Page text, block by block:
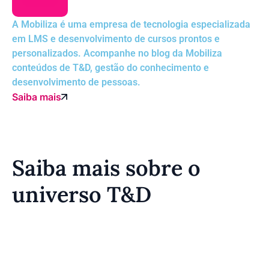
A Mobiliza é uma empresa de tecnologia especializada
em LMS e desenvolvimento de cursos prontos e
personalizados. Acompanhe no blog da Mobiliza
conteúdos de T&D, gestão do conhecimento e
desenvolvimento de pessoas.
Saiba mais
Saiba mais sobre o
universo T&D